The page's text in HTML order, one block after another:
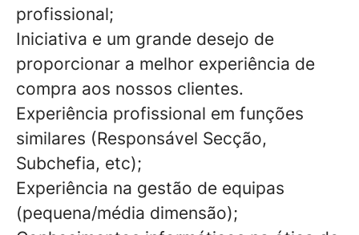
profissional;
Iniciativa e um grande desejo de
proporcionar a melhor experiência de
compra aos nossos clientes.
Experiência profissional em funções
similares (Responsável Secção,
Subchefia, etc);
Experiência na gestão de equipas
(pequena/média dimensão);